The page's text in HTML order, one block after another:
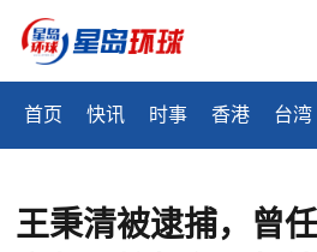
首页 快讯 时事 香港 台湾
王秉清被逮捕，曾